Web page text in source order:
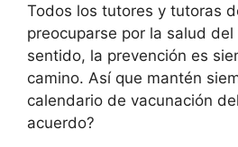
Todos los tutores y tutoras
preocuparse por la salud del
sentido, la prevención es
camino. Así que mantén
calendario de vacunación
acuerdo?